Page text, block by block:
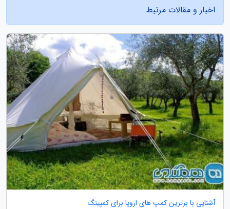
اخبار و مقالات مرتبط
آشنایی با برترین کمپ های اروپا برای کمپینگ